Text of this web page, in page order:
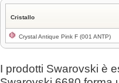
Cristallo
Crystal Antique Pink F (001 ANTP)
I prodotti Swarovski è